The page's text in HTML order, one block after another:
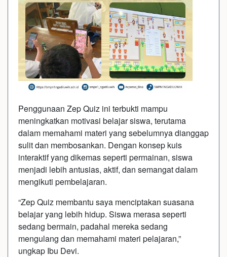
Penggunaan Zep Quiz ini terbukti mampu
meningkatkan motivasi belajar siswa, terutama
dalam memahami materi yang sebelumnya dianggap
sulit dan membosankan. Dengan konsep kuis
interaktif yang dikemas seperti permainan, siswa
menjadi lebih antusias, aktif, dan semangat dalam
mengikuti pembelajaran.
“Zep Quiz membantu saya menciptakan suasana
belajar yang lebih hidup. Siswa merasa seperti
sedang bermain, padahal mereka sedang
mengulang dan memahami materi pelajaran,”
ungkap Ibu Devi.